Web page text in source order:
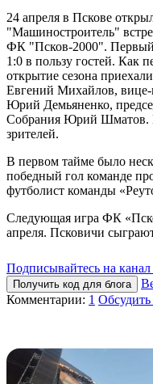
24 апреля в Пскове
"Машиностроитель"
ФК "Псков-2000". Первый
1:0 в пользу гостей. Как
открытие сезона
Евгений Михайлов,
Юрий Демьяненко,
Собрания Юрий Шматов.
зрителей.
В первом тайме было
победный гол команде
футболист команды
Следующая игра ФК
апреля. Псковичи
Подписывайтесь на
Получить код для блога
Комментарии: 1